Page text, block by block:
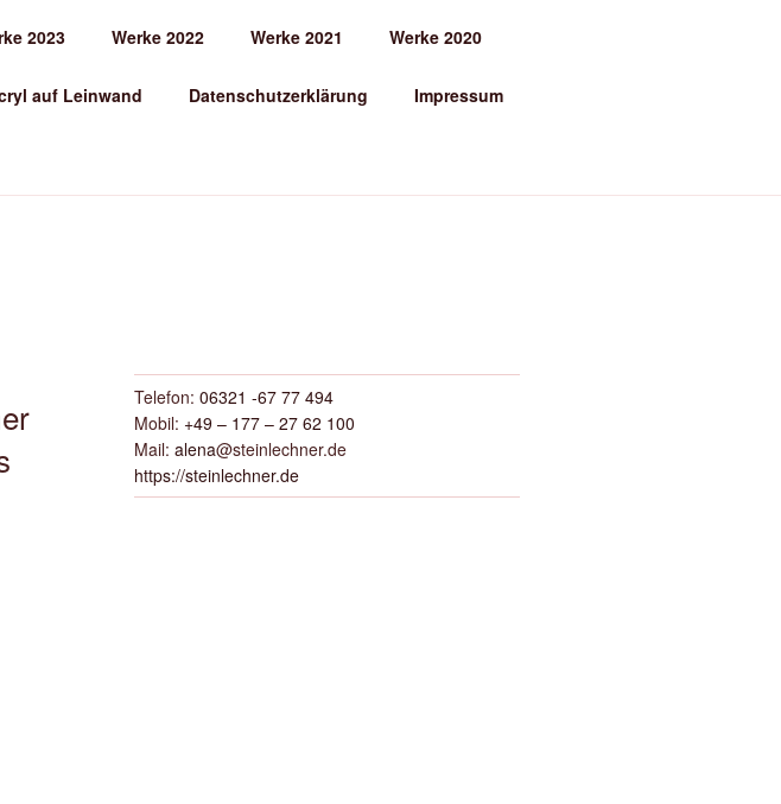
2023 Werke 2022 Werke 2021 Werke 2020
auf Leinwand Datenschutzerklärung Impressum
Telefon: 06321 -67 77 494
Mobil: +49 – 177 – 27 62 100
Mail: alena@steinlechner.de
https://steinlechner.de